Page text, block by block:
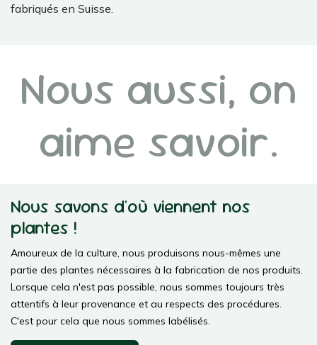
fabriqués en Suisse.
Nous aussi, on
aime savoir.
Nous savons d'où viennent nos
plantes !
Amoureux de la culture, nous produisons nous-mêmes une
partie des plantes nécessaires à la fabrication de nos produits.
Lorsque cela n'est pas possible, nous sommes toujours très
attentifs à leur provenance et au respects des procédures.
C'est pour cela que nous sommes labélisés.